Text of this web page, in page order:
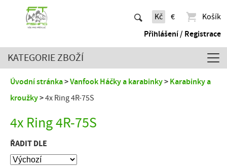
Kč €
Košík
Přihlášení / Registrace
KATEGORIE ZBOŽÍ
Úvodní stránka Vanfook Háčky a karabinky
Karabinky a
kroužky
4x Ring 4R-75S
4x Ring 4R-75S
ŘADIT DLE